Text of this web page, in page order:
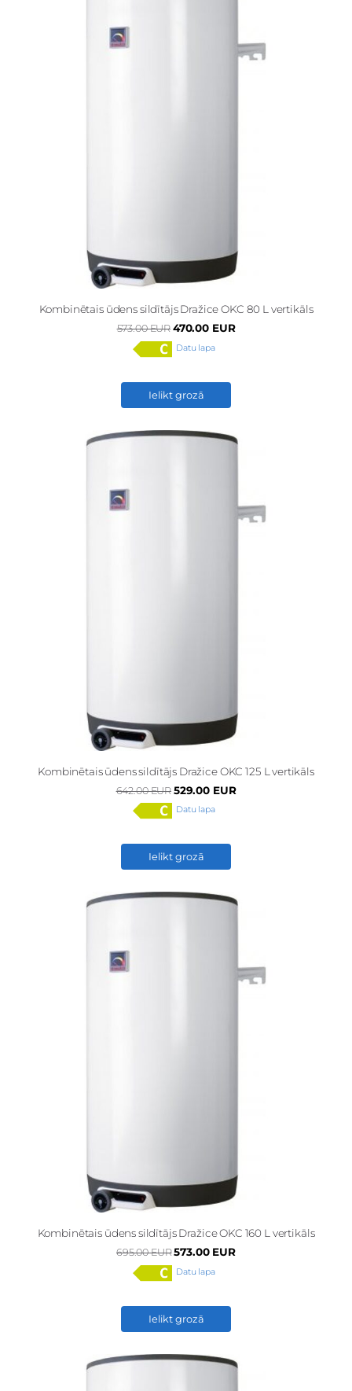
Kombinētais ūdens sildītājs Dražice OKC 80 L vertikāls
573.00 EUR 470.00 EUR
Datu lapa
Ielikt grozā
Kombinētais ūdens sildītājs Dražice OKC 125 L vertikāls
642.00 EUR 529.00 EUR
Datu lapa
Ielikt grozā
Kombinētais ūdens sildītājs Dražice OKC 160 L vertikāls
695.00 EUR573.00 EUR
Datu lapa
Ielikt grozā